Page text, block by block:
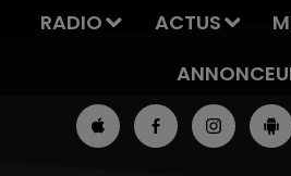
RADIO ACTUS